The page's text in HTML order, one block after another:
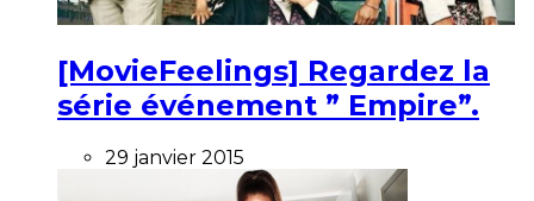
[MovieFeelings] Regardez la
série événement ” Empire”.
29 janvier 2015